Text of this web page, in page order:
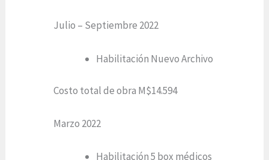
Julio – Septiembre 2022
Habilitación Nuevo Archivo
Costo total de obra M$14.594
Marzo 2022
Habilitación 5 box médicos